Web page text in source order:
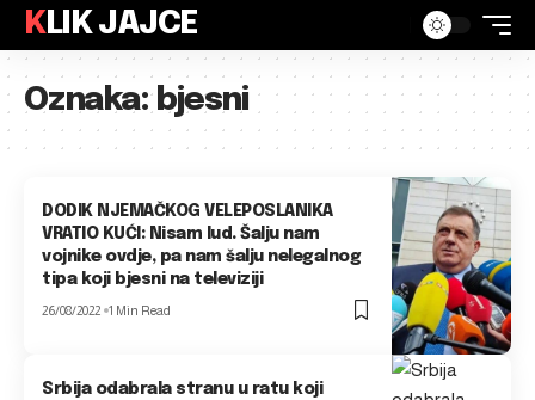
KLIK JAJCE
Oznaka:bjesni
DODIK NJEMAČKOG VELEPOSLANIKA
VRATIO KUĆI: Nisam lud. Šalju nam
vojnike ovdje, pa nam šalju nelegalnog
tipa koji bjesni na televiziji
26/08/2022 1 Min Read
Srbija odabrala stranu u ratu koji